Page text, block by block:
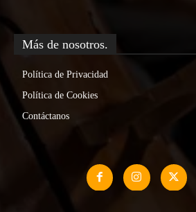
Más de nosotros.
Política de Privacidad
Política de Cookies
Contáctanos